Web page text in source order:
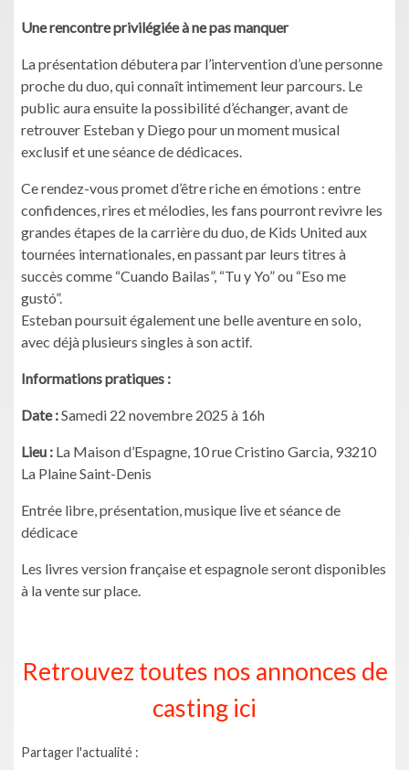
Une rencontre privilégiée à ne pas manquer
La présentation débutera par l’intervention d’une personne
proche du duo, qui connaît intimement leur parcours. Le
public aura ensuite la possibilité d’échanger, avant de
retrouver Esteban y Diego pour un moment musical
exclusif et une séance de dédicaces.
Ce rendez-vous promet d’être riche en émotions : entre
confidences, rires et mélodies, les fans pourront revivre les
grandes étapes de la carrière du duo, de Kids United aux
tournées internationales, en passant par leurs titres à
succès comme “Cuando Bailas”, “Tu y Yo” ou “Eso me
gustó”.
Esteban poursuit également une belle aventure en solo,
avec déjà plusieurs singles à son actif.
Informations pratiques :
Date :Samedi 22 novembre 2025 à 16h
Lieu : La Maison d’Espagne, 10 rue Cristino Garcia, 93210
La Plaine Saint-Denis
Entrée libre, présentation, musique live et séance de
dédicace
Les livres version française et espagnole seront disponibles
à la vente sur place.
Retrouvez toutes nos annonces de
casting ici
Partager l'actualité :